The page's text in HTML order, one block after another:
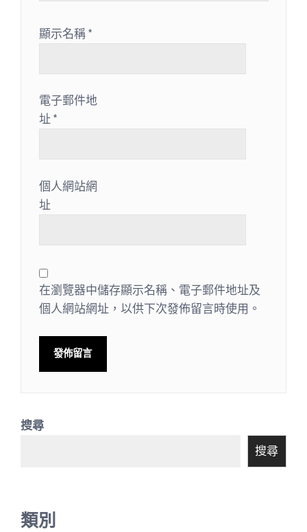
顯示名稱*
電子郵件地
址 *
個人網站網
址
在瀏覽器中儲存顯示名稱、電子郵件地址及
個人網站網址，以供下次發佈留言時使用。
搜尋
搜尋
類別